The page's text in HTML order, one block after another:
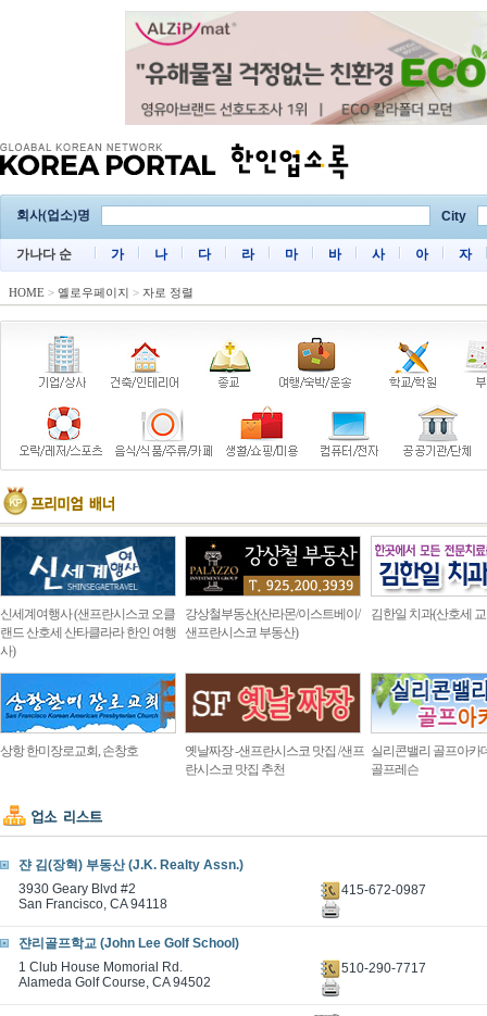
회사(업소)명 City
가나다 순 가 나 다 라 마 바 사 아 자
HOME > 옐로우페이지 > 자로 정렬
신세계여행사 (샌프란시스코 오클
랜드 산호세 산타클라라 한인 여행
사)
강상철부동산(산라몬/이스트베이/
샌프란시스코 부동산)
김한일 치과(산호세
상항 한미장로교회, 손창호
옛날짜장 -샌프란시스코 맛집 /샌프
란시스코 맛집 추천
실리콘밸리 골프아카
골프레슨
쟌 김(장혁) 부동산 (J.K. Realty Assn.)
3930 Geary Blvd #2
San Francisco, CA 94118
415-672-0987
쟌리골프학교 (John Lee Golf School)
1 Club House Momorial Rd.
Alameda Golf Course, CA 94502
510-290-7717